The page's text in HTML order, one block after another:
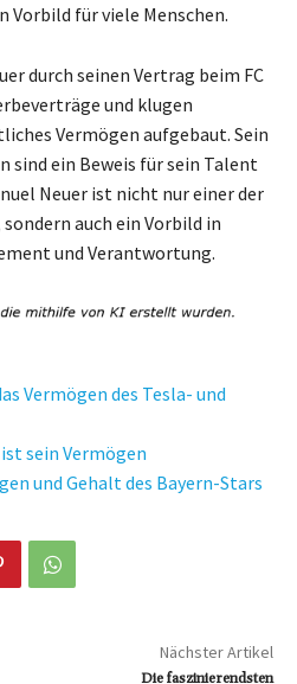
Vorbild für viele Menschen.
durch seinen Vertrag beim FC
und klugen
Vermögen aufgebaut. Sein
sind ein Beweis für sein Talent
Neuer ist nicht nur einer der
auch ein Vorbild in
und Verantwortung.
Vermögen des Tesla- und
sein Vermögen
und Gehalt des Bayern-Stars
Nächster Artikel
Die faszinierendsten